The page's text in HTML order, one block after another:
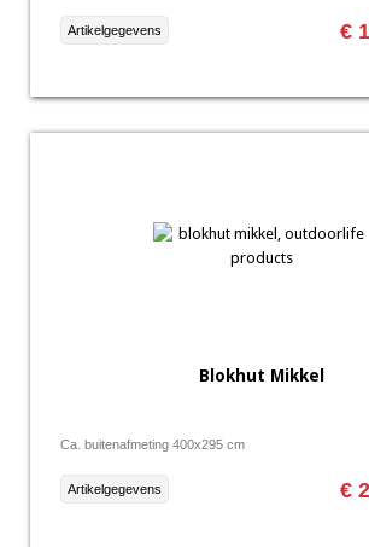
€
Artikelgegevens
Blokhut Mikkel
Ca. buitenafmeting 400x295 cm
€
Artikelgegevens